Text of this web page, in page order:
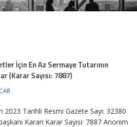
İçin En Az Sermaye Tutarının
(Karar Sayısı: 7887)
2023 Tarihli Resmi Gazete Sayı: 32380
Kararı Karar Sayısı: 7887 Anonim